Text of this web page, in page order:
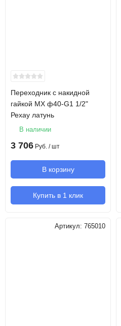
Переходник с накидной
гайкой MX ф40-G1 1/2"
Рехау латунь
В наличии
3 706 Руб. / шт
В корзину
Купить в 1 клик
Артикул: 765010